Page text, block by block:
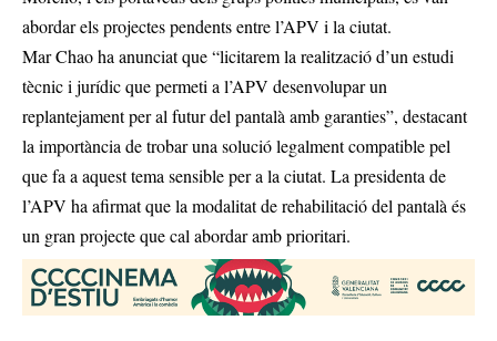
abordar els projectes pendents entre l’APV i la ciutat.
Mar Chao ha anunciat que “licitarem la realització d’un estudi
tècnic i jurídic que permeti a l’APV desenvolupar un
replantejament per al futur del pantalà amb garanties”, destacant
la importància de trobar una solució legalment compatible pel
que fa a aquest tema sensible per a la ciutat. La presidenta de
l’APV ha afirmat que la modalitat de rehabilitació del pantalà és
un gran projecte que cal abordar amb prioritari.